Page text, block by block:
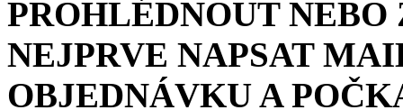
PROHLÉDNOUT
NEJPRVE NAPSAT
OBJEDNÁVKU A